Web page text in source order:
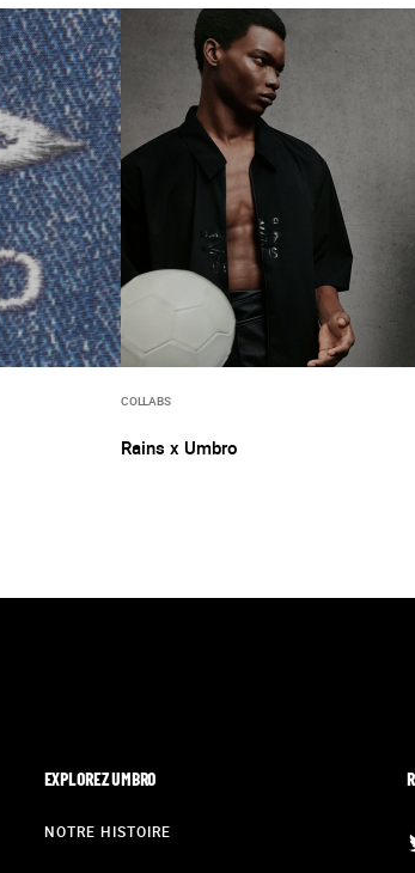
COLLABS
Rains x Umbro
EXPLOREZ UMBRO
NOTRE HISTOIRE